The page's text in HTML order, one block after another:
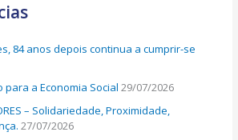
84 anos depois continua a cumprir-se
para a Economia Social 29/07/2026
– Solidariedade, Proximidade,
27/07/2026